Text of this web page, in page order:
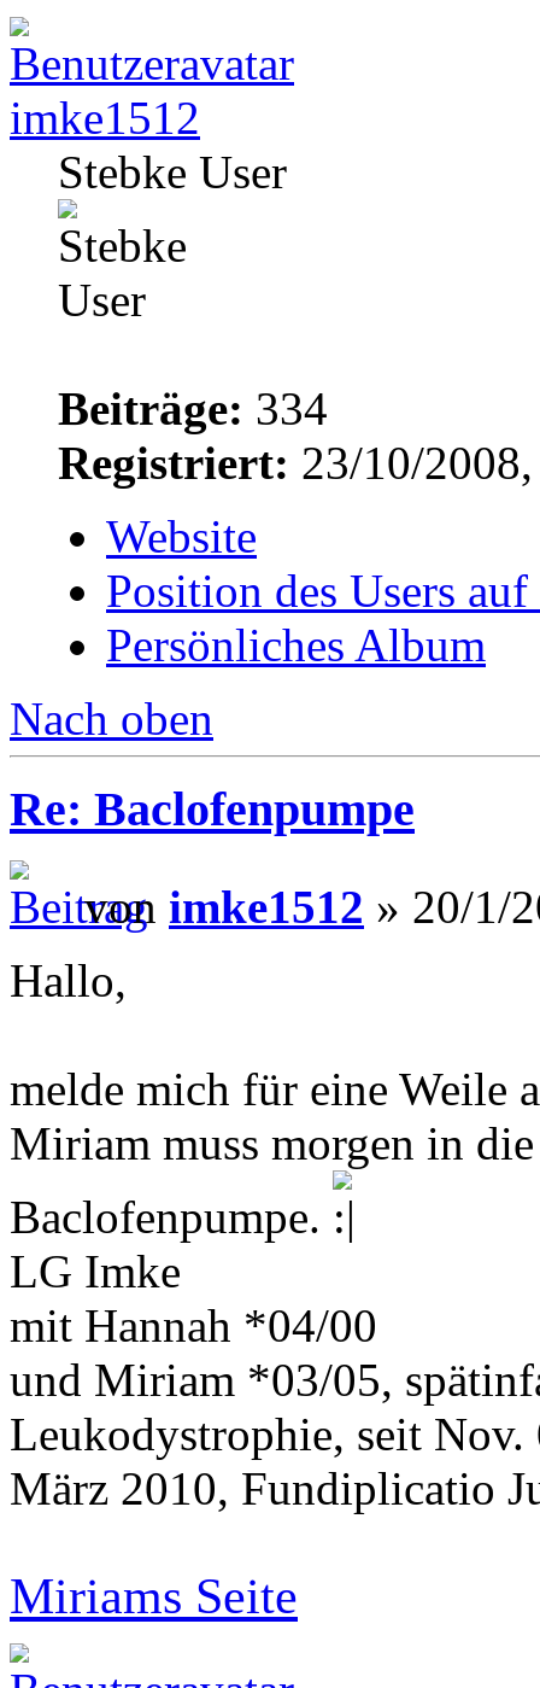
imke1512
Stebke User
Beiträge: 334
Registriert: 23/10/
Website
Position des Users
Persönliches Album
Nach oben
Re: Baclofenpumpe
von imke1512 » 20/1/
Hallo,
melde mich für eine Weile
Miriam muss morgen in
Baclofenpumpe.
LG Imke
mit Hannah *04/00
und Miriam *03/05,
Leukodystrophie, seit
März 2010, Fundiplicatio
Miriams Seite